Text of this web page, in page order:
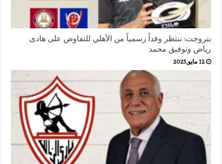
بتروجت: ننتظر وفداً رسمياً من الأهلي للتفاوض على هادى
رياض وتوفيق محمد
12 مايو,2025